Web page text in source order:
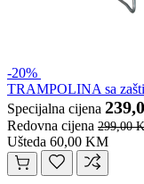
-20%
TRAMPOLINA sa
Specijalna cijena
Redovna cijena 299,00
Ušteda 60,00 KM